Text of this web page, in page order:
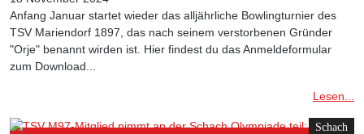
Anfang Januar startet wieder das alljährliche Bowlingturnier des
TSV Mariendorf 1897, das nach seinem verstorbenen Gründer
"Orje" benannt wirden ist. Hier findest du das Anmeldeformular
zum Download...
Lesen...
Schach